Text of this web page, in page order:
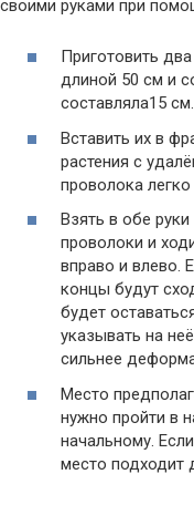
своими руками при
Приготовить
длиной 50 см и
составляла15 см.
Вставить их в
растения с
проволока
Взять в обе
проволоки и
вправо и влево.
концы будут
будет
указывать на
сильнее
Место
нужно пройти в
начальному.
место подходит